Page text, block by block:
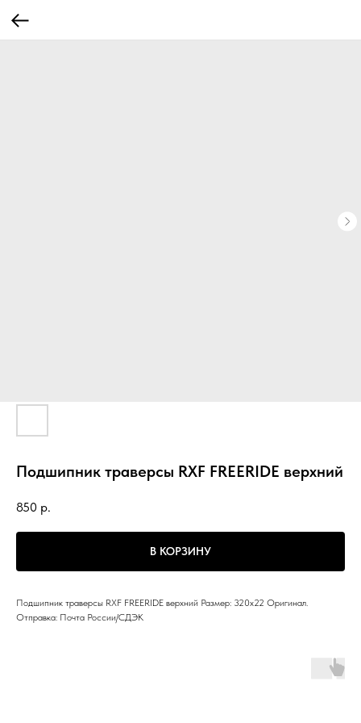
Подшипник траверсы RXF FREERIDE верхний
850 р.
В КОРЗИНУ
Подшипник траверсы RXF FREERIDE верхний Размер: 320х22 Оригинал.
Отправка: Почта России/СДЭК